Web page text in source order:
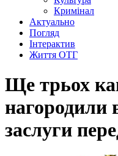
Кримінал
Актуально
Погляд
Інтерактив
Життя ОТГ
Ще трьох
нагородили
заслуги